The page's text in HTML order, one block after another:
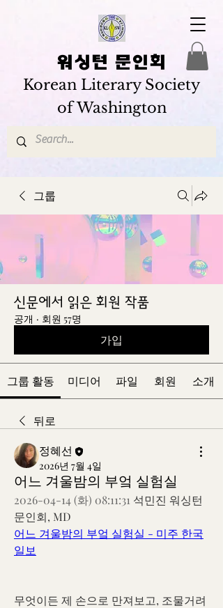
워싱턴 문인회
Korean Literary Society
of Washington
그룹
신문에서 읽은 회원 작품
공개 · 회원 57명
가입
그룹 활동 미디어 파일 회원 소개
뒤로
정혜선
2026년 7월 4일
어느 겨울밤의 부엌 실험실
2026-04-14 (화) 08:11:31 석민진 워싱턴
문인회, MD
어느 겨울밤의 부엌 실험실 - 미주 한국
일보
무엇이든 제 손으로 만져보고, 조물거려